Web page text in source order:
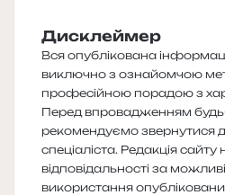
Дисклеймер
Вся опублікована
виключно з ознайомчою
професійною порадою з
Перед впровадженням будь-
рекомендуємо звернутися
спеціаліста. Редакція сайту
відповідальності за
використання